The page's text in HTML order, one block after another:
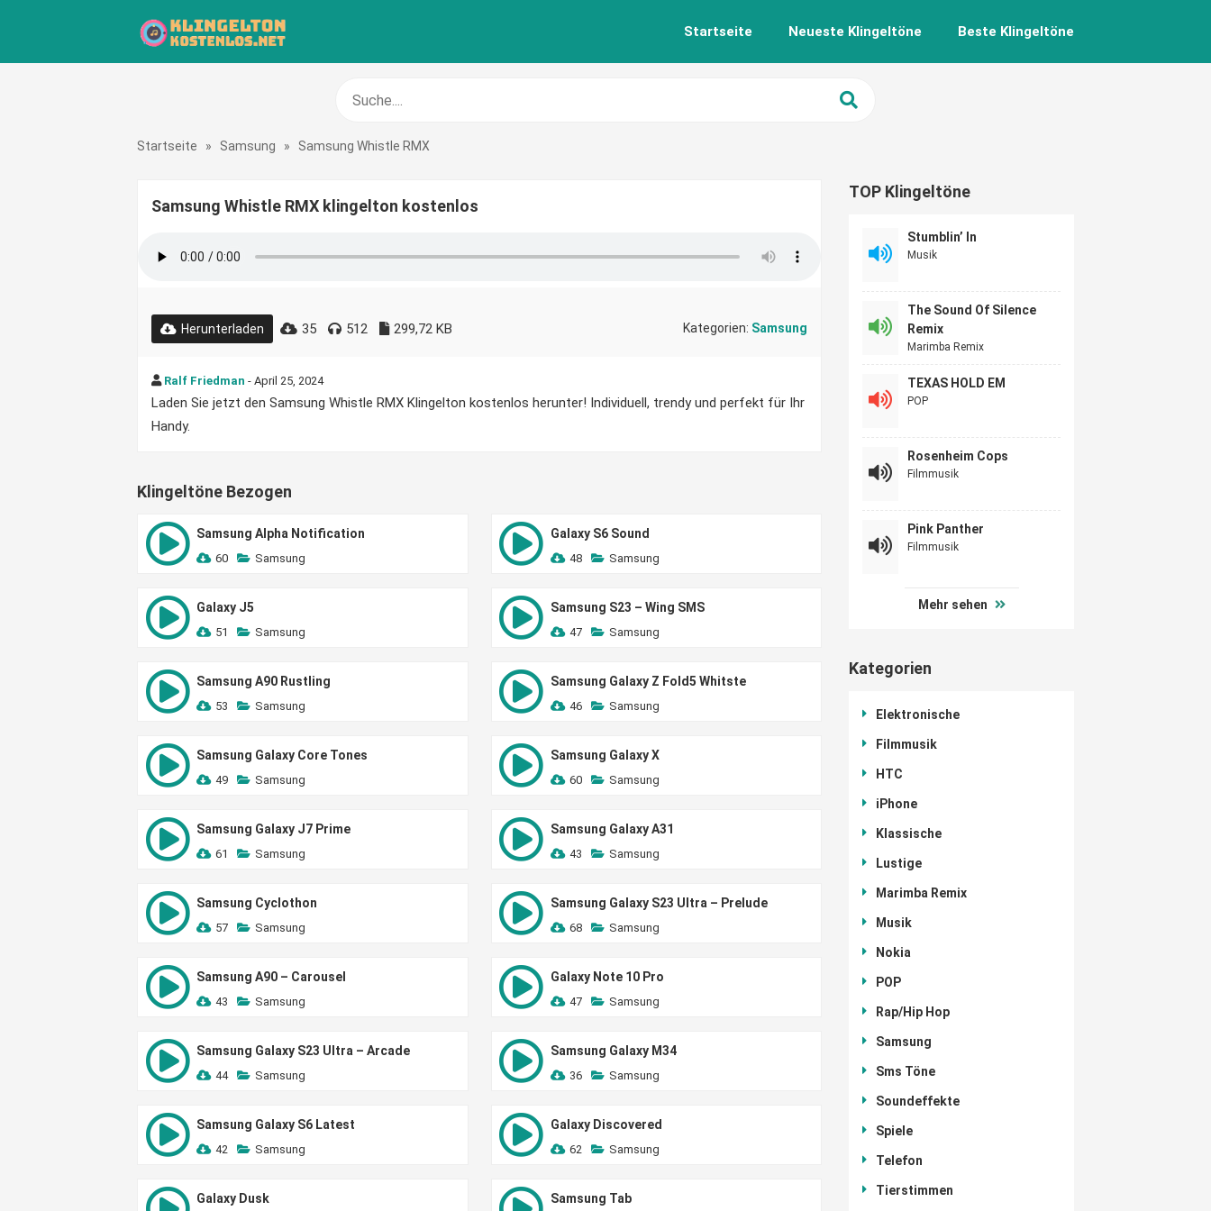
Startseite Neueste Klingeltöne Beste Klingeltöne
Startseite » Samsung » Samsung Whistle RMX
Samsung Whistle RMX klingelton kostenlos
Herunterladen 35 512 299,72 KB Kategorien: Samsung
Ralf Friedman - April 25, 2024
Laden Sie jetzt den Samsung Whistle RMX Klingelton kostenlos herunter! Individuell, trendy und perfekt für Ihr
Handy.
Klingeltöne Bezogen
Samsung Alpha Notification
60 Samsung
Galaxy S6 Sound
48 Samsung
Galaxy J5
51 Samsung
Samsung S23 – Wing SMS
47 Samsung
Samsung A90 Rustling
53 Samsung
Samsung Galaxy Z Fold5 Whitste
46 Samsung
Samsung Galaxy Core Tones
49 Samsung
Samsung Galaxy X
60 Samsung
Samsung Galaxy J7 Prime
61 Samsung
Samsung Galaxy A31
43 Samsung
Samsung Cyclothon
57 Samsung
Samsung Galaxy S23 Ultra – Prelude
68 Samsung
Samsung A90 – Carousel
43 Samsung
Galaxy Note 10 Pro
47 Samsung
Samsung Galaxy S23 Ultra – Arcade
44 Samsung
Samsung Galaxy M34
36 Samsung
Samsung Galaxy S6 Latest
42 Samsung
Galaxy Discovered
62 Samsung
Galaxy Dusk Samsung Tab
TOP Klingeltöne
Stumblin’ In
Musik
The Sound Of Silence
Remix
Marimba Remix
TEXAS HOLD EM
POP
Rosenheim Cops
Filmmusik
Pink Panther
Filmmusik
Mehr sehen
Kategorien
Elektronische
Filmmusik
HTC
iPhone
Klassische
Lustige
Marimba Remix
Musik
Nokia
POP
Rap/Hip Hop
Samsung
Sms Töne
Soundeffekte
Spiele
Telefon
Tierstimmen